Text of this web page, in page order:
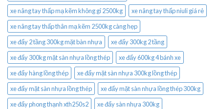
xe nâng tay thấp mạ kẽm không gỉ 2500kg
xe nâng tay thấp niuli giá rẻ
xe nâng tay thấp thân mạ kẽm 2500kg càng hẹp
xe đẩy 2 tầng 300kg mặt bàn nhựa
xe đẩy 300kg 2 tầng
xe đẩy 300kg mặt sàn nhựa lồng thép
xe đẩy 600kg 4 bánh xe
xe đẩy hàng lồng thép
xe đẩy mặt sàn nhựa 300kg lồng thép
xe đẩy mặt sàn nhựa lồng thép
xe đẩy mặt sàn nhựa lồng thép 300kg
xe đẩy phong thạnh xth250s2
xe đẩy sàn nhựa 300kg